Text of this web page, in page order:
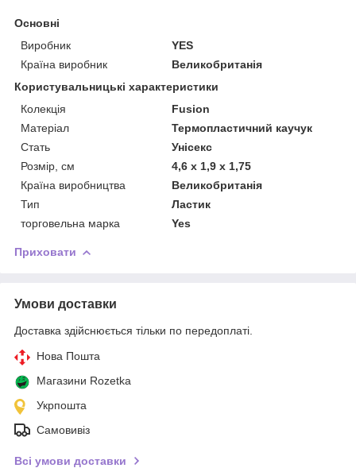
Основні
Виробник
YES
Країна виробник
Великобританія
Користувальницькі характеристики
Колекція
Fusion
Матеріал
Термопластичний каучук
Стать
Унісекс
Розмір, см
4,6 х 1,9 х 1,75
Країна виробництва
Великобританія
Тип
Ластик
торговельна марка
Yes
Приховати
Умови доставки
Доставка здійснюється тільки по передоплаті.
Нова Пошта
Магазини Rozetka
Укрпошта
Самовивіз
Всі умови доставки